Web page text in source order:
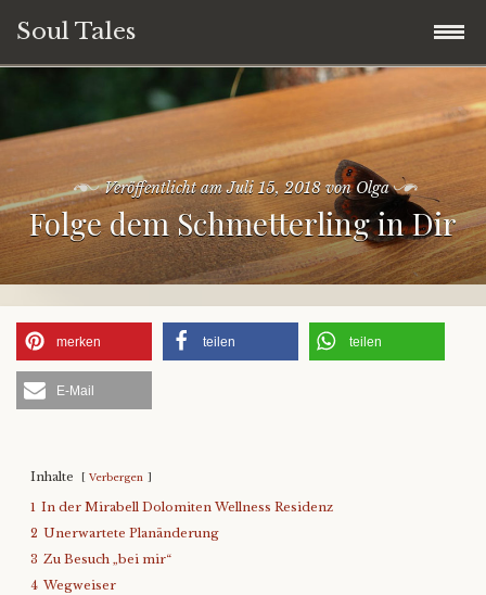
Soul Tales
Inhalt
Soul Storys
Soul Quotes
Soul Life
Soul People
Soul Travel
About
Contact
Veröffentlicht amJuli 15, 2018vonOlga
Folge dem Schmetterling in Dir
merken teilen teilen
E-Mail
Inhalte Verbergen
1 In der Mirabell Dolomiten Wellness Residenz
2 Unerwartete Planänderung
3 Zu Besuch „bei mir“
4 Wegweiser